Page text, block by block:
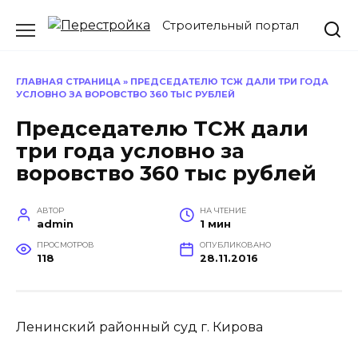
Строительный портал
ГЛАВНАЯ СТРАНИЦА » ПРЕДСЕДАТЕЛЮ ТСЖ ДАЛИ ТРИ ГОДА
УСЛОВНО ЗА ВОРОВСТВО 360 ТЫС РУБЛЕЙ
Председателю ТСЖ дали
три года условно за
воровство 360 тыс рублей
АВТОР
admin
НА ЧТЕНИЕ
1 мин
ПРОСМОТРОВ
118
ОПУБЛИКОВАНО
28.11.2016
Ленинский районный суд г. Кирова